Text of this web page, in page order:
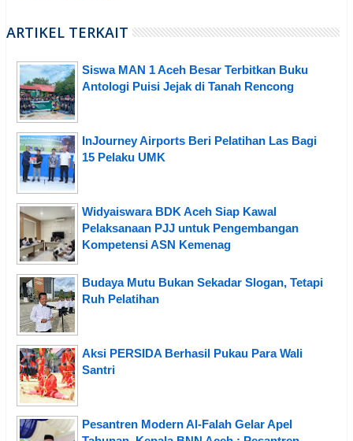
ARTIKEL TERKAIT
Siswa MAN 1 Aceh Besar Terbitkan Buku
Antologi Puisi Jejak di Tanah Rencong
InJourney Airports Beri Pelatihan Las Bagi
15 Pelaku UMK
Widyaiswara BDK Aceh Siap Kawal
Pelaksanaan PJJ untuk Pengembangan
Kompetensi ASN Kemenag
Budaya Mutu Bukan Sekadar Slogan, Tetapi
Ruh Pelatihan
Aksi PERSIDA Berhasil Pukau Para Wali
Santri
Pesantren Modern Al-Falah Gelar Apel